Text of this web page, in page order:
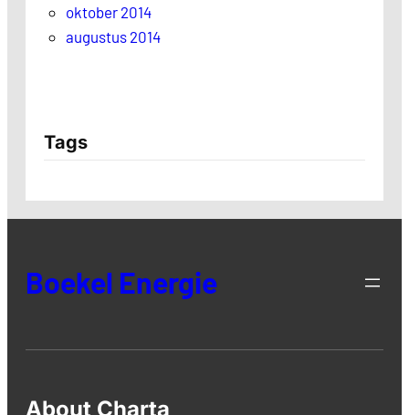
oktober 2014
augustus 2014
Tags
Boekel Energie
About Charta